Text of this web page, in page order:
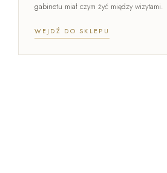
gabinetu miał czym żyć między wizytami.
WEJDŹ DO SKLEPU